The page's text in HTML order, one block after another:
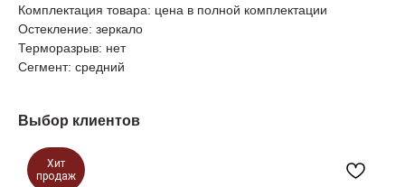
Комплектация товара: цена в полной комплектации
Остекление: зеркало
Терморазрыв: нет
Сегмент: средний
Выбор клиентов
Хит
продаж